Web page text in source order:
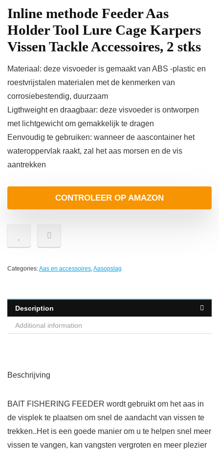
Inline methode Feeder Aas
Holder Tool Lure Cage Karpers
Vissen Tackle Accessoires, 2 stks
Materiaal: deze visvoeder is gemaakt van ABS -plastic en
roestvrijstalen materialen met de kenmerken van
corrosiebestendig, duurzaam
Ligthweight en draagbaar: deze visvoeder is ontworpen
met lichtgewicht om gemakkelijk te dragen
Eenvoudig te gebruiken: wanneer de aascontainer het
wateroppervlak raakt, zal het aas morsen en de vis
aantrekken
CONTROLEER OP AMAZON
Categories:Aas en accessoires,Aasopslag
Description
Additional information
Beschrijving
BAIT FISHERING FEEDER wordt gebruikt om het aas in
de visplek te plaatsen om snel de aandacht van vissen te
trekken..Het is een goede manier om u te helpen snel meer
vissen te vangen, kan vangsten vergroten en meer plezier